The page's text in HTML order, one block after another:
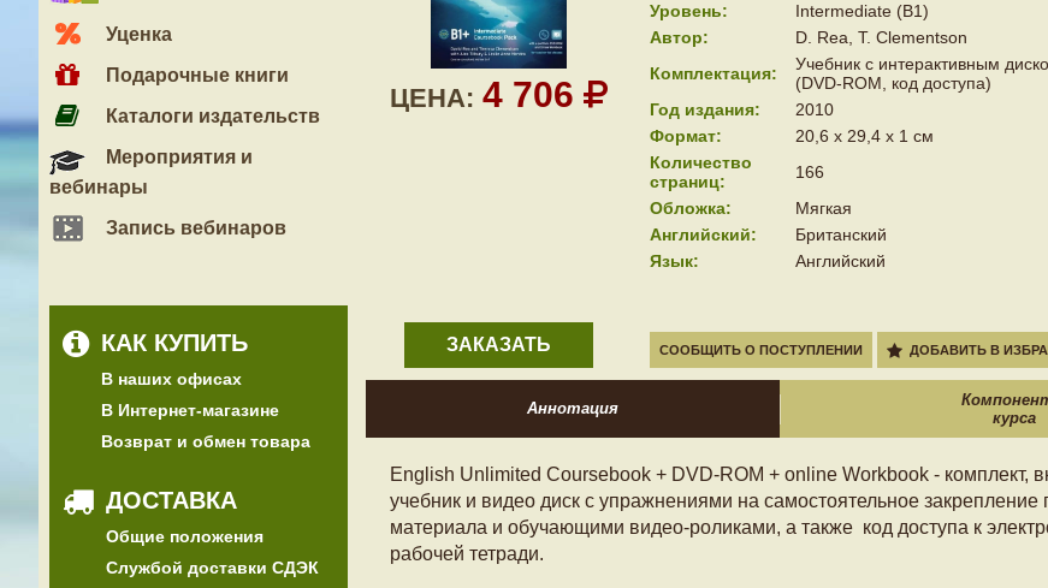
Уценка
Подарочные книги
Каталоги издательств
Мероприятия и
вебинары
Запись вебинаров
КАК КУПИТЬ
В наших офисах
В Интернет-магазине
Возврат и обмен товара
ДОСТАВКА
Общие положения
Службой доставки СДЭК
ЦЕНА: 4 706
Уровень:
Intermediate (B1)
Автор:
D. Rea, T. Clementson
Комплектация:
Учебник с интерактивным
(DVD-ROM, код доступа)
Год издания:
2010
Формат:
20,6 x 29,4 x 1 см
Количество
страниц:
166
Обложка:
Мягкая
Английский:
Британский
Язык:
Английский
ЗАКАЗАТЬ СООБЩИТЬ О ПОСТУПЛЕНИИ ДОБАВИТЬ В
Аннотация
курса
English Unlimited Coursebook + DVD-ROM + online Workbook - комплект,
учебник и видео диск с упражнениями на самостоятельное закрепление
материала и обучающими видео-роликами, а также код доступа к
рабочей тетради.